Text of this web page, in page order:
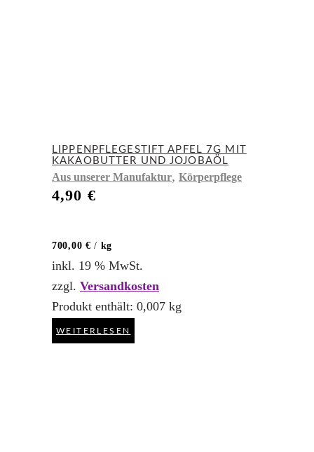
LIPPENPFLEGESTIFT APFEL 7G MIT
KAKAOBUTTER UND JOJOBAÖL
Aus unserer Manufaktur, Körperpflege
4,90 €
700,00 € / kg
inkl. 19 % MwSt.
zzgl. Versandkosten
Produkt enthält: 0,007 kg
WEITERLESEN